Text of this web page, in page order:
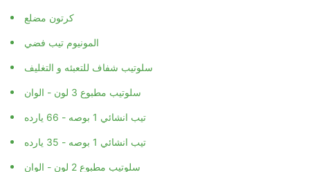
كرتون مضلع
المونيوم تيب فضي
سلوتيب شفاف للتعبئه و التغليف
سلوتيب مطبوع 3 لون - الوان
تيب انشائي 1 بوصه - 66 يارده
تيب انشائي 1 بوصه - 35 يارده
سلوتيب مطبوع 2 لون - الوان